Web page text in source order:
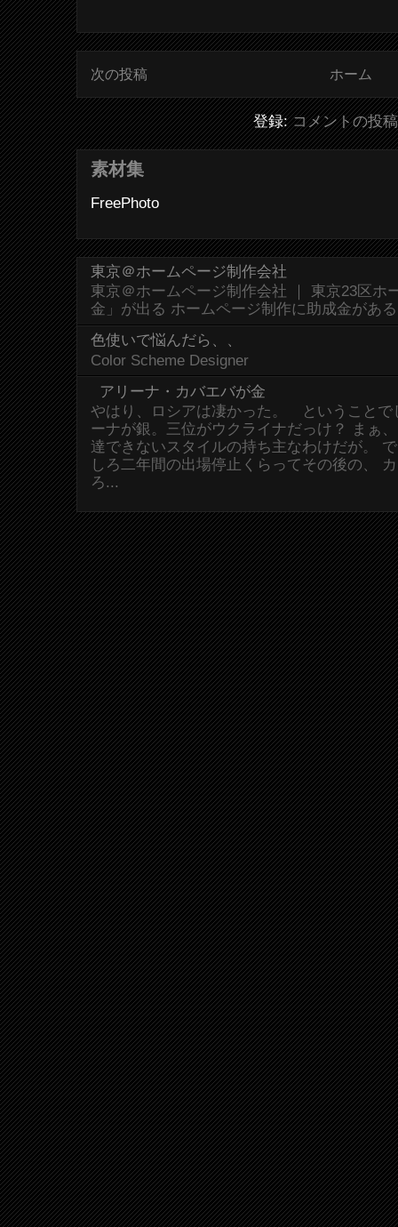
次の投稿 ホーム
登録:コメントの投
素材集
FreePhoto
東京＠ホームページ制作会社
東京＠ホームページ制作会社 ｜ 東京23区ホ
金」が出る ホームページ制作に助成金があ
色使いで悩んだら、、
Color Scheme Designer
アリーナ・カバエバが金
やはり、ロシアは凄かった。 ということで
ーナが銀。三位がウクライナだっけ？ まぁ
達できないスタイルの持ち主なわけだが。
しろ二年間の出場停止くらってその後の、
ろ...